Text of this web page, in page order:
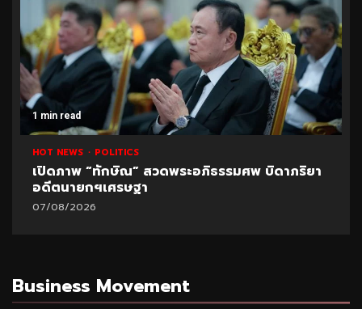
POLITICS
“ทักษิณ” สวดพระอภิธรรมศพ บิดาภริยา
กฯเศรษฐา
1 min read
ปูด!ข้อมูล
Business Movement